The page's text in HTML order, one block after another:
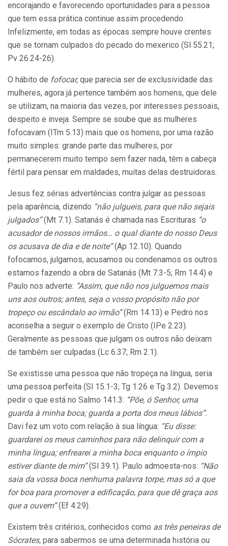
encorajando e favorecendo oportunidades para a pessoa
que tem essa prática continue assim procedendo.
Infelizmente, em todas as épocas sempre houve crentes
que se tornam culpados do pecado do mexerico (Sl 55.21;
Pv 26.24-26).
O hábito de fofocar,que parecia ser de exclusividade das
mulheres, agora já pertence também aos homens, que dele
se utilizam, na maioria das vezes, por interesses pessoais,
despeito e inveja. Sempre se soube que as mulheres
fofocavam (ITm 5.13) mais que os homens, por uma razão
muito simples: grande parte das mulheres, por
permanecerem muito tempo sem fazer nada, têm a cabeça
fértil para pensar em maldades, muitas delas destruidoras.
Jesus fez sérias advertências contra julgar as pessoas
pela aparência, dizendo “não julgueis, para que não sejais
julgados”(Mt 7.1). Satanás é chamada nas Escrituras “o
acusador de nossos irmãos… o qual diante do nosso Deus
os acusava de dia e de noite”(Ap 12.10). Quando
fofocamos, julgamos, acusamos ou condenamos os outros
estamos fazendo a obra de Satanás (Mt 7.3-5; Rm 14.4) e
Paulo nos adverte: “Assim, que não nos julguemos mais
uns aos outros; antes, seja o vosso propósito não por
tropeço ou escândalo ao irmão”(Rm 14.13) e Pedro nos
aconselha a seguir o exemplo de Cristo (IPe 2.23).
Geralmente as pessoas que julgam os outros não deixam
de também ser culpadas (Lc 6.37; Rm 2.1).
Se existisse uma pessoa que não tropeça na língua, seria
uma pessoa perfeita (Sl 15.1-3; Tg 1.26 e Tg 3.2). Devemos
pedir o que está no Salmo 141.3: “Põe, ó Senhor, uma
guarda à minha boca; guarda a porta dos meus lábios”.
Davi fez um voto com relação à sua língua: “Eu disse:
guardarei os meus caminhos para não delinquir com a
minha língua; enfrearei a minha boca enquanto o ímpio
estiver diante de mim”(Sl 39.1). Paulo admoesta-nos: “Não
saia da vossa boca nenhuma palavra torpe, mas só a que
for boa para promover a edificação, para que dê graça aos
que a ouvem”(Ef 4.29).
Existem três critérios, conhecidos como as três peneiras de
Sócrates, para sabermos se uma determinada história ou